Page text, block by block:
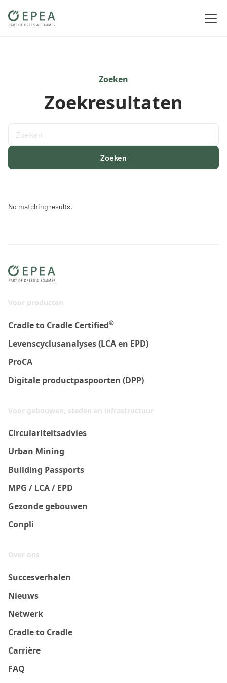
Zoeken
Zoekresultaten
No matching results.
Voor producten
Cradle to Cradle Certified®
Levenscyclusanalyses (LCA en EPD)
ProCA
Digitale productpaspoorten (DPP)
Voor gebouwen, steden en infrastructuur
Circulariteitsadvies
Urban Mining
Building Passports
MPG / LCA / EPD
Gezonde gebouwen
Conpli
Over ons
Succesverhalen
Nieuws
Netwerk
Cradle to Cradle
Carrière
FAQ